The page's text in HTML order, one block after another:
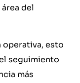
del
operativa, esto
seguimiento
más